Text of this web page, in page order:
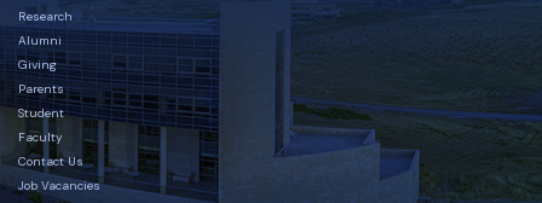
Research
Alumni
Giving
Parents
Student
Faculty
Contact Us
Job Vacancies